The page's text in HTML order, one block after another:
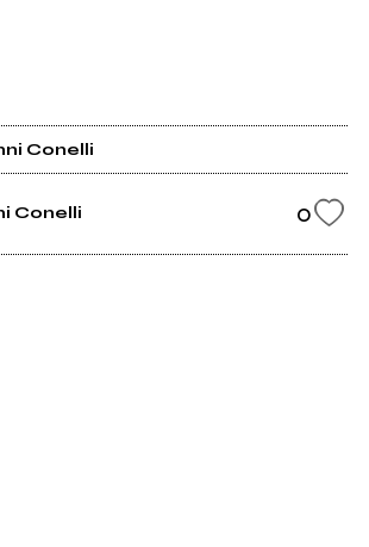
Conelli
Conelli 0